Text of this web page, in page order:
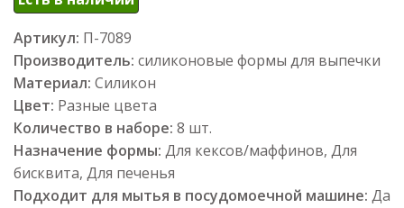
Артикул: П-7089
Производитель: силиконовые формы для выпечки
Материал: Силикон
Цвет: Разные цвета
Количество в наборе: 8 шт.
Назначение формы: Для кексов/маффинов, Для
бисквита, Для печенья
Подходит для мытья в посудомоечной машине: Да